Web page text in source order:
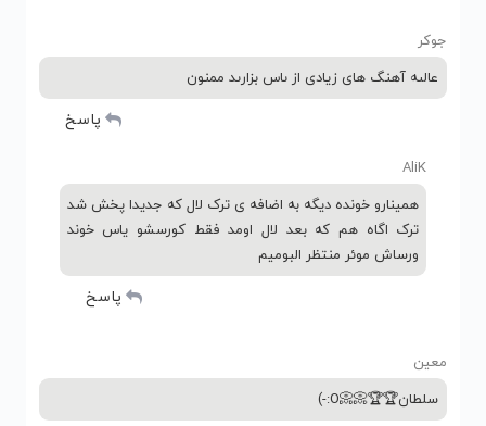
جوکر
عالىه آهنگ هاى زيادى از ىاس بزارىد ممنون
پاسخ
AliK
همینارو خونده دیگه به اضافه ی ترک لال که جدیدا پخش شد
ترک اگاه هم که بعد لال اومد فقط کورسشو یاس خوند
ورساش موئر منتظر البومیم
پاسخ
معین
سلطان🏆🏆📀📀O:-)